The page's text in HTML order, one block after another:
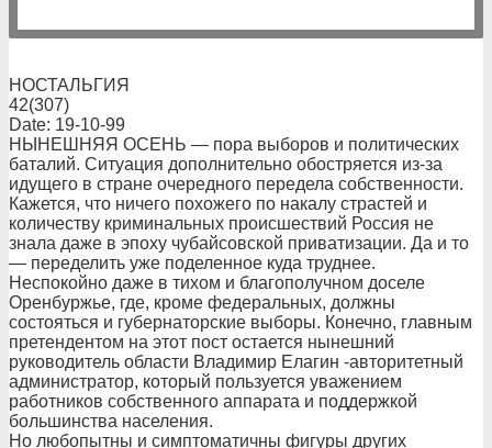
НОСТАЛЬГИЯ
42(307)
Date: 19-10-99
НЫНЕШНЯЯ ОСЕНЬ — пора выборов и политических
баталий. Ситуация дополнительно обостряется из-за
идущего в стране очередного передела собственности.
Кажется, что ничего похожего по накалу страстей и
количеству криминальных происшествий Россия не
знала даже в эпоху чубайсовской приватизации. Да и то
— переделить уже поделенное куда труднее.
Неспокойно даже в тихом и благополучном доселе
Оренбуржье, где, кроме федеральных, должны
состояться и губернаторские выборы. Конечно, главным
претендентом на этот пост остается нынешний
руководитель области Владимир Елагин -авторитетный
администратор, который пользуется уважением
работников собственного аппарата и поддержкой
большинства населения.
Но любопытны и симптоматичны фигуры других